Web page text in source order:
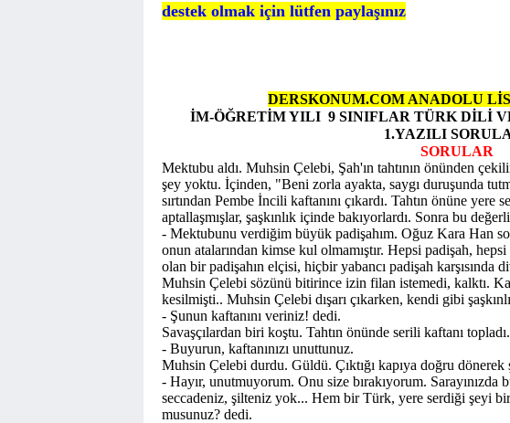
destek olmak için lütfen paylaşınız
DERSKONUM.COM ANADOLU
İM-ÖĞRETİM YILI 9 SINIFLAR TÜRK DİLİ
1.YAZILI
SORULAR
Mektubu aldı. Muhsin Çelebi, Şah'ın tahtının önünden
şey yoktu. İçinden, "Beni zorla ayakta, saygı duruşunda
sırtından Pembe İncili kaftanını çıkardı. Tahtın önüne
aptallaşmışlar, şaşkınlık içinde bakıyorlardı. Sonra bu
- Mektubunu verdiğim büyük padişahım. Oğuz Kara Han
onun atalarından kimse kul olmamıştır. Hepsi padişah,
olan bir padişahın elçisi, hiçbir yabancı padişah karşısında
Muhsin Çelebi sözünü bitirince izin filan istemedi, kalktı.
kesilmişti.. Muhsin Çelebi dışarı çıkarken, kendi gibi
- Şunun kaftanını veriniz! dedi.
Savaşçılardan biri koştu. Tahtın önünde serili kaftanı
- Buyurun, kaftanınızı unuttunuz.
Muhsin Çelebi durdu. Güldü. Çıktığı kapıya doğru dönerek
- Hayır, unutmuyorum. Onu size bırakıyorum.
seccadeniz, şilteniz yok... Hem bir Türk, yere serdiği şeyi
musunuz? dedi.